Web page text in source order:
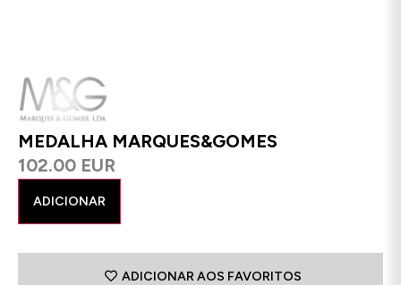
MEDALHA MARQUES&GOMES
102.00 EUR
ADICIONAR
ADICIONAR AOS FAVORITOS